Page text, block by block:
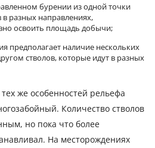
бурении из одной точки
в разных направлениях,
освоить площадь добычи;
предполагает наличие нескольких
стволов, которые идут в разных
же особенностей рельефа
Количество стволов
но пока что более
На месторождениях